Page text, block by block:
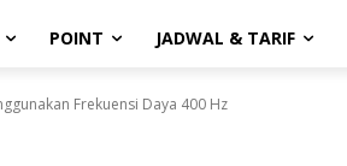
POINT JADWAL & TARIF
Frekuensi Daya 400 Hz